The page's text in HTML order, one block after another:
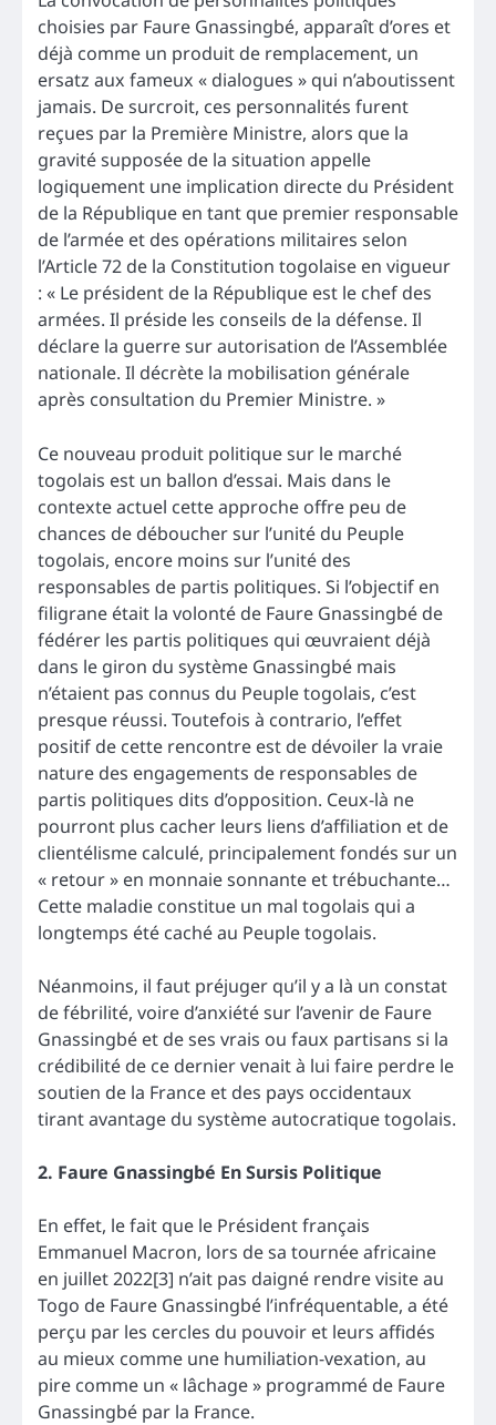
choisies par Faure Gnassingbé, apparaît d’ores et
déjà comme un produit de remplacement, un
ersatz aux fameux « dialogues » qui n’aboutissent
jamais. De surcroit, ces personnalités furent
reçues par la Première Ministre, alors que la
gravité supposée de la situation appelle
logiquement une implication directe du Président
de la République en tant que premier responsable
de l’armée et des opérations militaires selon
l’Article 72 de la Constitution togolaise en vigueur
: « Le président de la République est le chef des
armées. Il préside les conseils de la défense. Il
déclare la guerre sur autorisation de l’Assemblée
nationale. Il décrète la mobilisation générale
après consultation du Premier Ministre. »
Ce nouveau produit politique sur le marché
togolais est un ballon d’essai. Mais dans le
contexte actuel cette approche offre peu de
chances de déboucher sur l’unité du Peuple
togolais, encore moins sur l’unité des
responsables de partis politiques. Si l’objectif en
filigrane était la volonté de Faure Gnassingbé de
fédérer les partis politiques qui œuvraient déjà
dans le giron du système Gnassingbé mais
n’étaient pas connus du Peuple togolais, c’est
presque réussi. Toutefois à contrario, l’effet
positif de cette rencontre est de dévoiler la vraie
nature des engagements de responsables de
partis politiques dits d’opposition. Ceux-là ne
pourront plus cacher leurs liens d’affiliation et de
clientélisme calculé, principalement fondés sur un
« retour » en monnaie sonnante et trébuchante…
Cette maladie constitue un mal togolais qui a
longtemps été caché au Peuple togolais.
Néanmoins, il faut préjuger qu’il y a là un constat
de fébrilité, voire d’anxiété sur l’avenir de Faure
Gnassingbé et de ses vrais ou faux partisans si la
crédibilité de ce dernier venait à lui faire perdre le
soutien de la France et des pays occidentaux
tirant avantage du système autocratique togolais.
2. Faure Gnassingbé En Sursis Politique
En effet, le fait que le Président français
Emmanuel Macron, lors de sa tournée africaine
en juillet 2022[3] n’ait pas daigné rendre visite au
Togo de Faure Gnassingbé l’infréquentable, a été
perçu par les cercles du pouvoir et leurs affidés
au mieux comme une humiliation-vexation, au
pire comme un « lâchage » programmé de Faure
Gnassingbé par la France.